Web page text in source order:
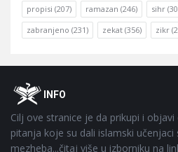
propisi (207) ramazan (246) sihr
zabranjeno (231) zekat (356) zikr
FooterOINFO
Cilj ove stranice je da prikupi i
pitanja koje su dali islamski učenjaci
mezheba...čitaj više u izborniku na